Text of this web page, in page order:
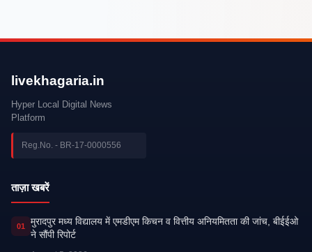
livekhagaria.in
Hyper Local Digital News
Platform
Reg.No. - BR-17-0000556
ताज़ा खबरें
01
मुरादपुर मध्य विद्यालय में एमडीएम किचन व वित्तीय अनियमितता की जांच, बीईईओ
ने सौंपी रिपोर्ट